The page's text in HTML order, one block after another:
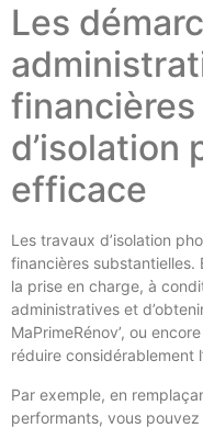
Les
d’isolation
efficace
Les travaux d’isolation
financières
la prise en charge, à
administratives et
MaPrimeRénov’, ou
réduire considérablement
Par exemple, en
performants, vous pouvez